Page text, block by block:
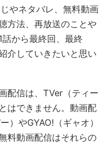
やネタバレ、無料動画
方法、再放送のことや
から最終回、最終
介していきたいと思い
配信は、TVer（ティー
はできません。動画配
）やGYAO!（ギャオ）
料動画配信はそれらの